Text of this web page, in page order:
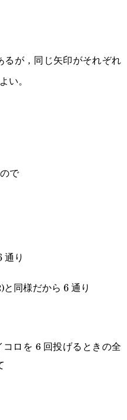
るが，同じ矢印がそれぞれ
い。
で
通り
同様だから 6
6通り
ロを 6 回投げるときの全